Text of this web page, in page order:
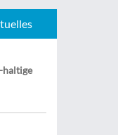
haltige